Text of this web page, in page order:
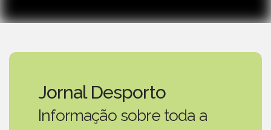
Jornal Desporto
Informação sobre toda a